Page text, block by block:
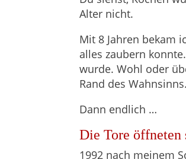
Alter nicht.
Mit 8 Jahren bekam
alles zaubern
wurde. Wohl oder
Rand des Wahnsinns.
Dann endlich …
Die Tore
1992 nach meinem